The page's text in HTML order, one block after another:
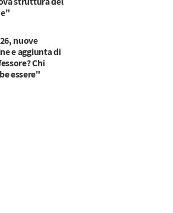
nuove
e aggiunta di
Chi
essere"